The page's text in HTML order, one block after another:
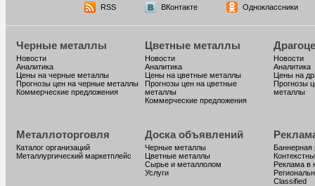
RSS ВКонтакте Одноклассники
Черные металлы
Новости
Аналитика
Цены на черные металлы
Прогнозы цен на черные металлы
Коммерческие предложения
Цветные металлы
Новости
Аналитика
Цены на цветные металлы
Прогнозы цен на цветные
металлы
Коммерческие предложения
Новости
Аналитика
Цены на
Прогнозы
металлы
Металлоторговля
Каталог организаций
Металлургический маркетплейс
Доска объявлений
Черные металлы
Цветные металлы
Сырье и металлолом
Услуги
Баннерная
Реклама в
Classified